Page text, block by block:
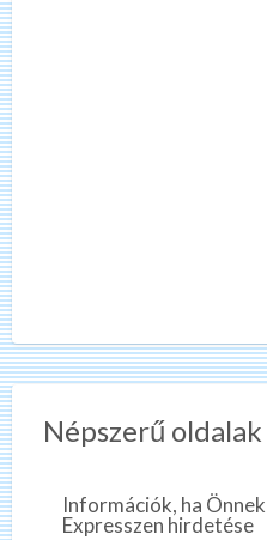
Népszerű oldalak
Információk, ha
Expresszen hirdetése